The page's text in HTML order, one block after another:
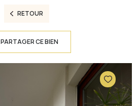
RETOUR
PARTAGER CE BIEN